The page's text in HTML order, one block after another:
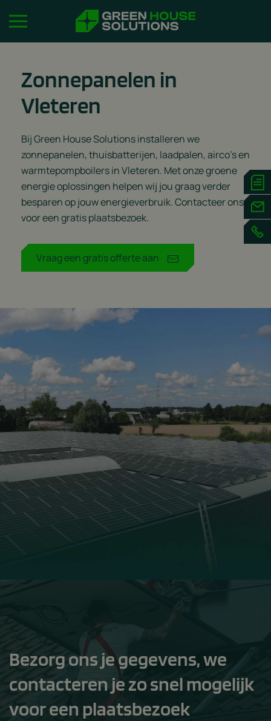
Zonnepanelen in
Vleteren
Bij Green House Solutions installeren we
zonnepanelen, thuisbatterijen, laadpalen, airco’s en
warmtepompboilers in Vleteren. Met onze groene
energie oplossingen helpen wij jou graag verder
besparen op jouw energieverbruik. Contacteer ons
voor een gratis plaatsbezoek.
Vraag een gratis offerte aan
Bezorg ons je gegevens, we
contacteren je zo snel mogelijk
voor een plaatsbezoek